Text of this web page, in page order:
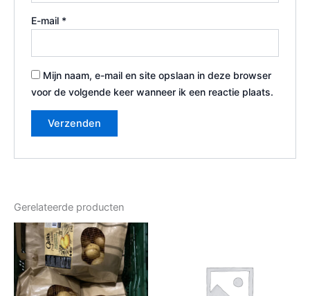
E-mail *
Mijn naam, e-mail en site opslaan in deze browser
voor de volgende keer wanneer ik een reactie plaats.
Gerelateerde producten